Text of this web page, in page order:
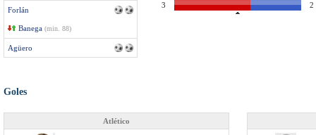
Forlán
Banega (min. 88)
Agüero
3 2
Goles
Atlético